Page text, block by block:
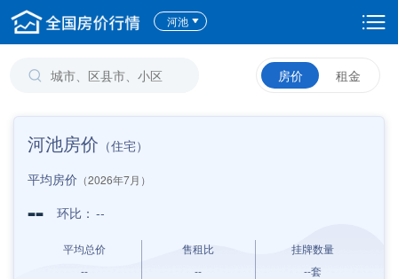
河池
房价 租金
河池房价 （住宅）
平均房价 （2026年7月）
-- 环比： --
平均总价
--
售租比
--
挂牌数量
--套